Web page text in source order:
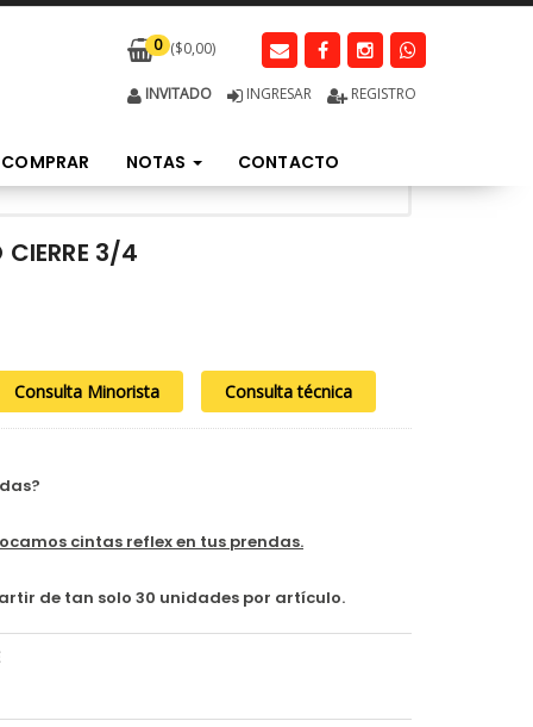
INVITADO INGRESAR REGISTRO
0 ($0,00)
NOTAS CONTACTO
CIERRE 3/4
Consulta Minorista Consulta técnica
cintas reflex en tus prendas.
de tan solo 30 unidades por artículo.